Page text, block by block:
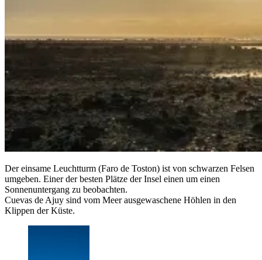
Der einsame Leuchtturm (Faro de Toston) ist von schwarzen Felsen
umgeben. Einer der besten Plätze der Insel einen um einen
Sonnenuntergang zu beobachten.
Cuevas de Ajuy sind vom Meer ausgewaschene Höhlen in den
Klippen der Küste.